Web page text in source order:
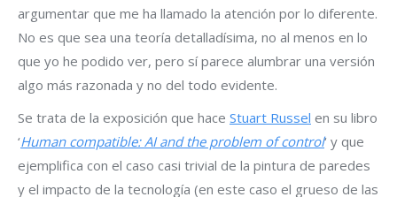
argumentar que me ha llamado la atención por lo diferente.
No es que sea una teoría detalladísima, no al menos en lo
que yo he podido ver, pero sí parece alumbrar una versión
algo más razonada y no del todo evidente.
Se trata de la exposición que hace Stuart Russel en su libro
‘Human compatible: AI and the problem of control‘ y que
ejemplifica con el caso casi trivial de la pintura de paredes
y el impacto de la tecnología (en este caso el grueso de las